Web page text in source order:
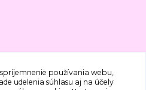
používania webu,
udelenia súhlasu aj na účely